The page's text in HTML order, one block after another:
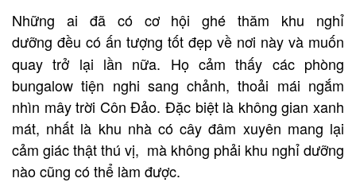
Những ai đã có cơ hội ghé thăm khu nghỉ
dưỡng đều có ấn tượng tốt đẹp về nơi này và muốn
quay trở lại lần nữa. Họ cảm thấy các phòng
bungalow tiện nghi sang chảnh, thoải mái ngắm
nhìn mây trời Côn Đảo. Đặc biệt là không gian xanh
mát, nhất là khu nhà có cây đâm xuyên mang lại
cảm giác thật thú vị, mà không phải khu nghỉ dưỡng
nào cũng có thể làm được.